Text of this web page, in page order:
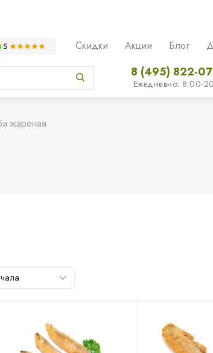
Скидки Акции Блог
8 (495) 822-
Ежедневно: 8:00-
жареная